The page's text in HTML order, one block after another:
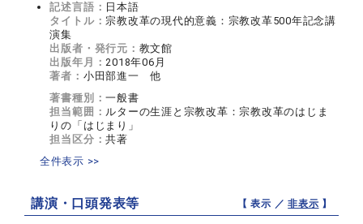
記述言語： 日本語
タイトル：宗教改革の現代的意義：宗教改革500年記念講
演集
出版者・発行元： 教文館
出版年月：2018年06月
著者： 小田部進一 他
著書種別：一般書
担当範囲： ルターの生涯と宗教改革：宗教改革のはじま
りの「はじまり」
担当区分：共著
全件表示 >>
講演・口頭発表等 【 表示 ／非表示 】